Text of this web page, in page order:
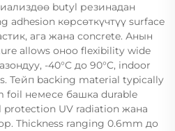
butyl резинадан
көрсөткүчтүү surface
ага жана concrete. Анын
allows оноо flexibility wide
-40°C до 90°C, indoor
Тейп backing material typically
foil немесе башка durable
UV radiation жана
Thickness ranging 0.6mm до